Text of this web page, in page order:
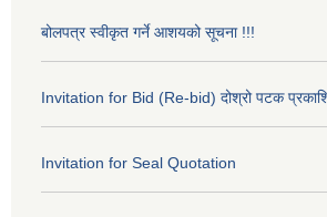
बोलपत्र स्वीकृत गर्ने आशयको सूचना !!!
Invitation for Bid (Re-bid) दोश्रो पटक
Invitation for Seal Quotation